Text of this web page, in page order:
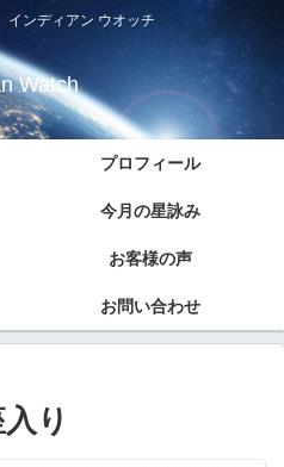
ンディアン ウオッチ
Watch
プロフィール
今月の星詠み
お客様の声
お問い合わせ
り